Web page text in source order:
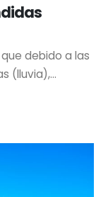
debido a las
(lluvia),...